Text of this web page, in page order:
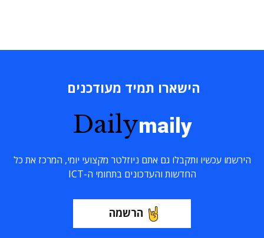
הישארו תמיד מעודכנים
Dailymaily
הירשמו עכשיו ותקבלו גם אתם ניוזלטר מקצועי יומי, המרכז את כל
החדשות והעדכונים בתחומי ה-ICT
הרשמה